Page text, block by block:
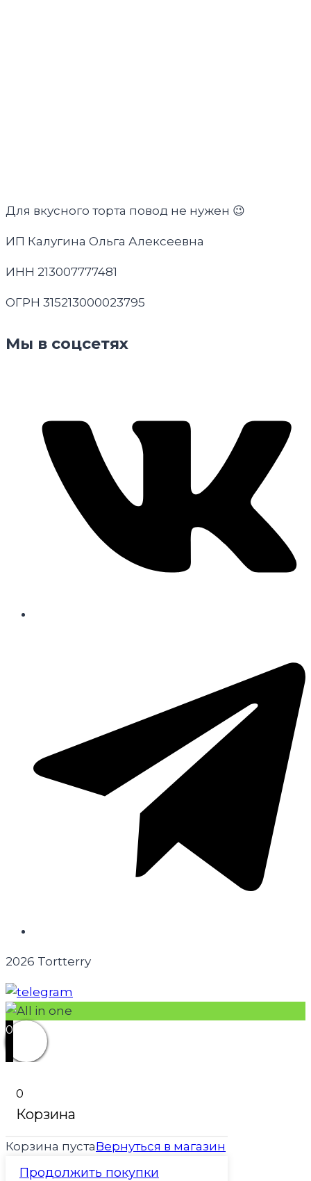
Для вкусного торта повод не нужен 😉
ИП Калугина Ольга Алексеевна
ИНН 213007777481
ОГРН 315213000023795
Мы в соцсетях
2026 Tortterry
0
0
Корзина
Корзина пустаВернуться в магазин
Продолжить покупки